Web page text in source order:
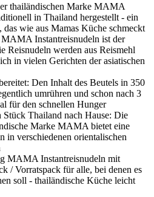
thailändischen Marke MAMA
in Thailand hergestellt - ein
das wie aus Mamas Küche schmeckt
Instantreisnudeln ist der
Reisnudeln werden aus Reismehl
in vielen Gerichten der asiatischen
Den Inhalt des Beutels in 350
umrühren und schon nach 3
für den schnellen Hunger
Thailand nach Hause: Die
Marke MAMA bietet eine
in verschiedenen orientalischen
MAMA Instantreisnudeln mit
/ Vorratspack für alle, bei denen es
soll - thailändische Küche leicht